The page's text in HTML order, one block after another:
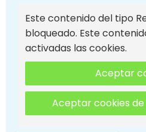
Este contenido del tipo
bloqueado. Este
activadas las cookies.
Aceptar
Aceptar cookies de